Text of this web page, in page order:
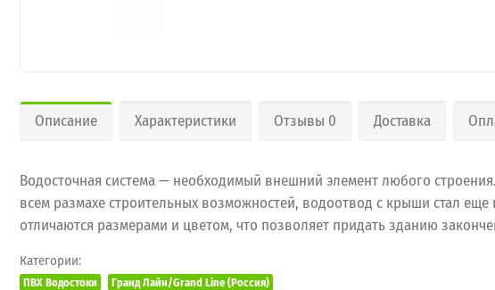
Описание Характеристики Отзывы 0 Доставка
Водосточная система — необходимый внешний элемент любого
всем размахе строительных возможностей, водоотвод с крыши стал
отличаются размерами и цветом, что позволяет придать зданию
Категории:
ПВХ Водостоки Гранд Лайн/Grand Line (Россия)